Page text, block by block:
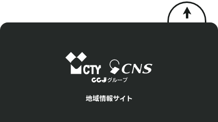
地域情報サイト